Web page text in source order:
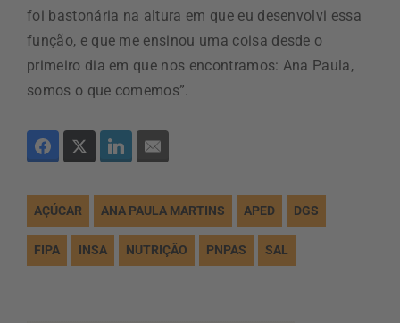
foi bastonária na altura em que eu desenvolvi essa
função, e que me ensinou uma coisa desde o
primeiro dia em que nos encontramos: Ana Paula,
somos o que comemos”.
AÇÚCAR ANA PAULA MARTINS APED DGS
FIPA INSA NUTRIÇÃO PNPAS SAL